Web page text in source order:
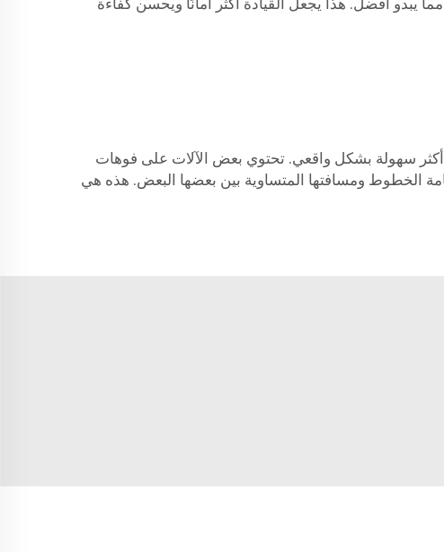
أفضل. هذا يجعل القيادة أكثر أمانًا ويحسن كفاءة
سهولة بشكل واقعي. تحتوي بعض الآلات على فوهات
الخطوط ومسافتها المتساوية بين بعضها البعض. هذه هي